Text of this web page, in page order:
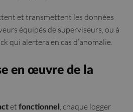
et transmettent les données
équipés de superviseurs, ou à
qui alertera en cas d’anomalie.
en œuvre de la
et fonctionnel , chaque logger